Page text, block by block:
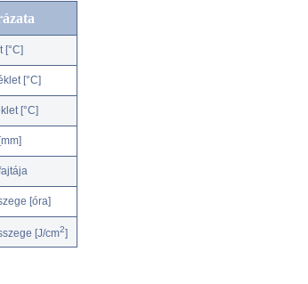
[°C]
[°C]
[°C]
[óra]
[J/cm2]